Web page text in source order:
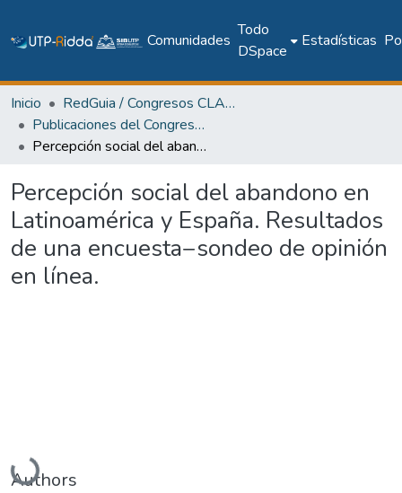
Comunidades
Todo
DSpace
Estadísticas
Inicio
RedGuia / Congresos CLABES
Publicaciones del Congreso Internacional CLABES
Percepción social del abandono en Latinoamérica y España. Resultados de una encuesta−sondeo de opinión en línea.
Percepción social del abandono en
Latinoamérica y España. Resultados
de una encuesta−sondeo de opinión
en línea.
Cargando...
Authors